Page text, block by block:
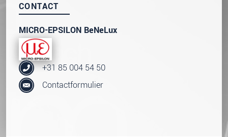
CONTACT
MICRO-EPSILON BeNeLux
+31 85 004 54 50
Contactformulier